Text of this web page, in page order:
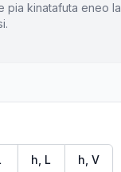
pia kinatafuta eneo la
h, L
h, V